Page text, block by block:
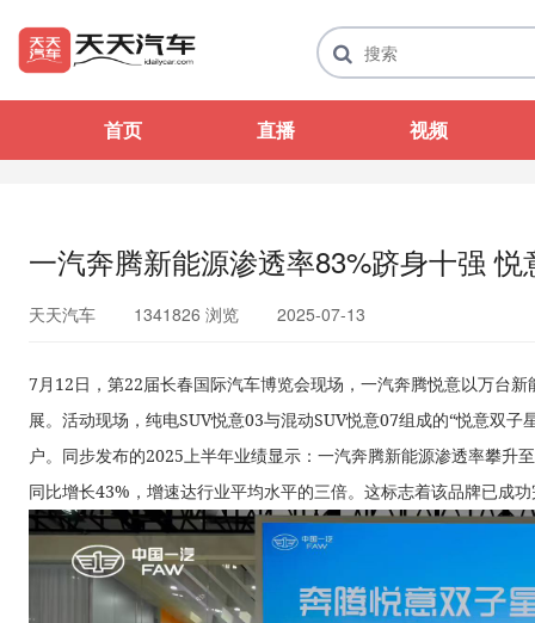
首页 直播 视频
一汽奔腾新能源渗透率83%跻身十强
天天汽车 1341826 浏览 2025-07-13
7月12日，第22届长春国际汽车博览会现场，一汽奔腾悦意以万台
展。活动现场，纯电SUV悦意03与混动SUV悦意07组成的“悦意双
户。同步发布的2025上半年业绩显示：一汽奔腾新能源渗透率攀升
同比增长43%，增速达行业平均水平的三倍。这标志着该品牌已成